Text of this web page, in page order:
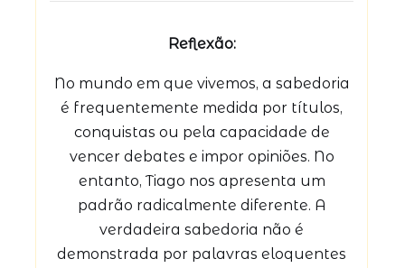
Reflexão:
No mundo em que vivemos, a sabedoria
é frequentemente medida por títulos,
conquistas ou pela capacidade de
vencer debates e impor opiniões. No
entanto, Tiago nos apresenta um
padrão radicalmente diferente. A
verdadeira sabedoria não é
demonstrada por palavras eloquentes